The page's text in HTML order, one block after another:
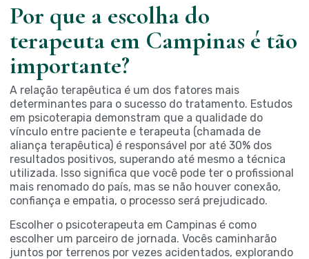
Por que a escolha do
terapeuta em Campinas é tão
importante?
A relação terapêutica é um dos fatores mais
determinantes para o sucesso do tratamento. Estudos
em psicoterapia demonstram que a qualidade do
vínculo entre paciente e terapeuta (chamada de
aliança terapêutica) é responsável por até 30% dos
resultados positivos, superando até mesmo a técnica
utilizada. Isso significa que você pode ter o profissional
mais renomado do país, mas se não houver conexão,
confiança e empatia, o processo será prejudicado.
Escolher o psicoterapeuta em Campinas é como
escolher um parceiro de jornada. Vocês caminharão
juntos por terrenos por vezes acidentados, explorando